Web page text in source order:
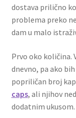
dostava prilično
problema preko
dam u malo
Prvo oko količina.
dnevno, pa ako
popriličan broj
caps, ali njihov
dodatnim ukusom.